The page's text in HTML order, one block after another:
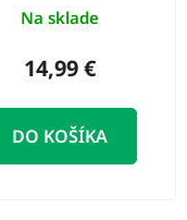
Na sklade
14,99 €
DO KOŠÍKA